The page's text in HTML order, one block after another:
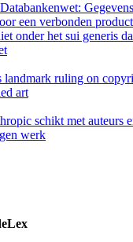
een verbonden
onder het sui generis
landmark ruling on
art
schikt met auteurs
werk